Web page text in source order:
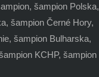
šampion Polska,
šampion Černé Hory,
šampion Bulharska,
KCHP, šampion